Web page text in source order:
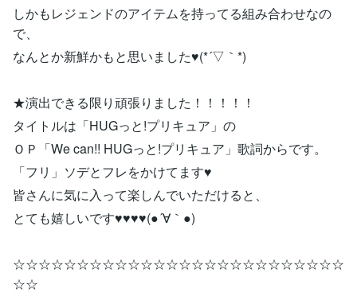
しかもレジェンドのアイテムを持ってる組み合わせなの
で、
なんとか新鮮かもと思いました♥(*´▽｀*)
★演出できる限り頑張りました！！！！！
タイトルは「HUGっと!プリキュア」の
ＯＰ「We can!! HUGっと!プリキュア」歌詞からです。
「フリ」ソデとフレをかけてます♥
皆さんに気に入って楽しんでいただけると、
とても嬉しいです♥♥♥♥(●´∀｀●)
☆☆☆☆☆☆☆☆☆☆☆☆☆☆☆☆☆☆☆☆☆☆☆☆☆☆
☆☆